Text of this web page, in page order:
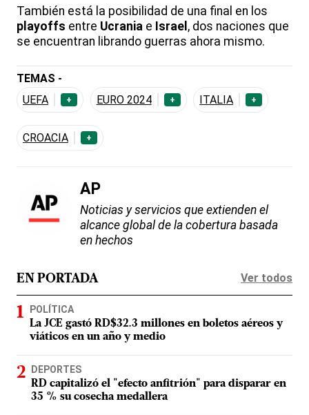
También está la posibilidad de una final en los
playoffs entre Ucrania e Israel , dos naciones que
se encuentran librando guerras ahora mismo.
TEMAS -
UEFA
+ EURO 2024 + ITALIA +
CROACIA +
AP
Noticias y servicios que extienden el
alcance global de la cobertura basada
en hechos
EN PORTADA Ver todos
POLÍTICA
La JCE gastó RD$32.3 millones en boletos aéreos y
viáticos en un año y medio
DEPORTES
RD capitalizó el "efecto anfitrión" para disparar en
35 % su cosecha medallera